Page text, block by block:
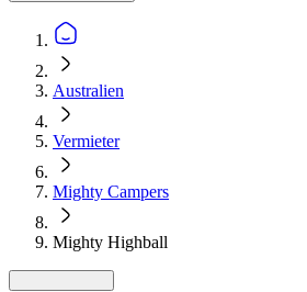
Australien
Vermieter
Mighty Campers
Mighty Highball